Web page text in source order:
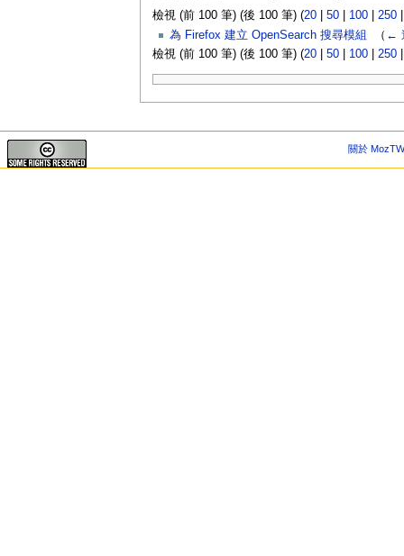
檢視 (前 100 筆) (後 100 筆) (20| 50| 100| 250
為 Firefox 建立 OpenSearch 搜尋模組
（ ←
檢視 (前 100 筆) (後 100 筆) (20| 50| 100| 250
關於